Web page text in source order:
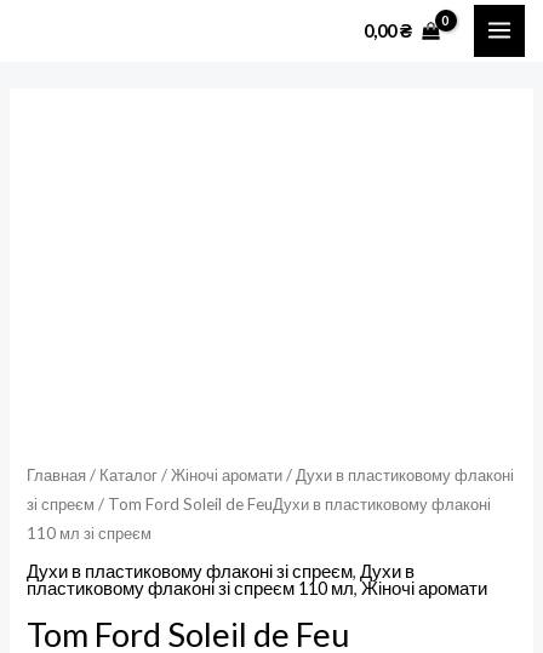
0,00₴
Главная / Каталог/Жіночі аромати/ Духи в пластиковому флаконі
зі спреєм / Tom Ford Soleil de FeuДухи в пластиковому флаконі
110 мл зі спреєм
Духи в пластиковому флаконі зі спреєм,Духи в
пластиковому флаконі зі спреєм 110 мл,Жіночі аромати
Tom Ford Soleil de Feu
мл
зі
спреєм